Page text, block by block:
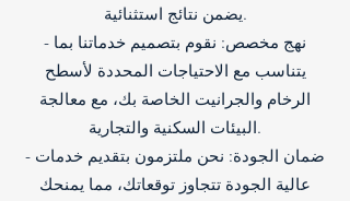
يضمن نتائج استثنائية.
- نهج مخصص: نقوم بتصميم خدماتنا بما
يتناسب مع الاحتياجات المحددة لأسطح
الرخام والجرانيت الخاصة بك، مع معالجة
البيئات السكنية والتجارية.
- ضمان الجودة: نحن ملتزمون بتقديم خدمات
عالية الجودة تتجاوز توقعاتك، مما يمنحك